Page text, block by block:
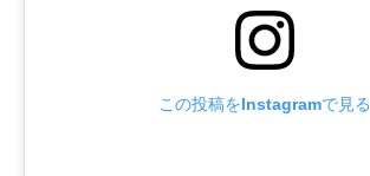
この投稿をInstagramで見る